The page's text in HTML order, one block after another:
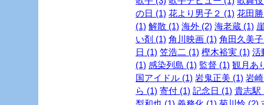
の日 (1) 花より男子２ (1) 花田
(1) 解散 (1) 海外 (2) 海老蔵 (1)
い剤 (1) 角川映画 (1) 角田久美
日 (1) 笠浩二 (1) 樫木裕実 (1) 活
(1) 感染列島 (1) 監督 (1) 観月あ
国アイドル (1) 岩鬼正美 (1) 岩
ら (1) 寄付 (1) 記念日 (1) 貴志駅